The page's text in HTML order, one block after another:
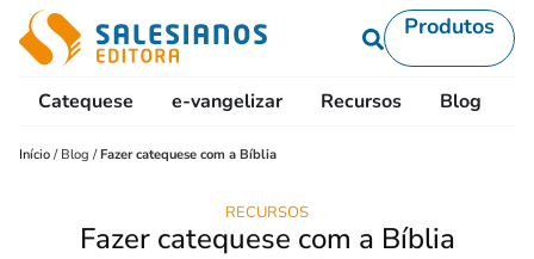
Produtos
Catequese e-vangelizar Recursos Blog
Início / Blog /Fazer catequese com a Bíblia
RECURSOS
Fazer catequese com a Bíblia